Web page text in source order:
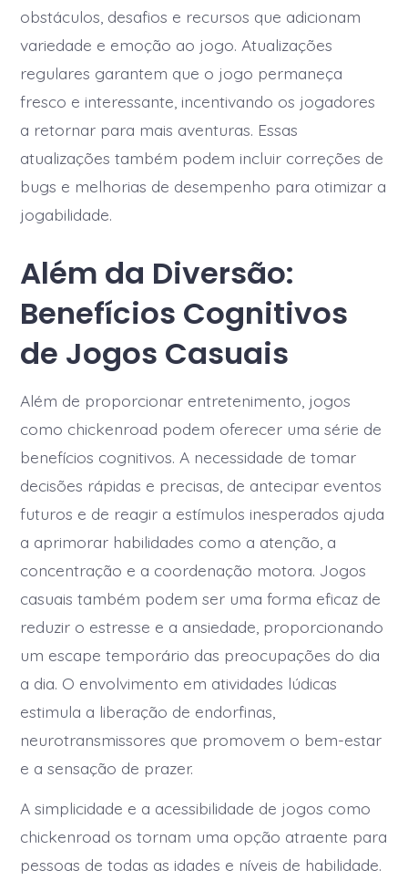
obstáculos, desafios e recursos que adicionam
variedade e emoção ao jogo. Atualizações
regulares garantem que o jogo permaneça
fresco e interessante, incentivando os jogadores
a retornar para mais aventuras. Essas
atualizações também podem incluir correções de
bugs e melhorias de desempenho para otimizar a
jogabilidade.
Além da Diversão:
Benefícios Cognitivos
de Jogos Casuais
Além de proporcionar entretenimento, jogos
como chickenroad podem oferecer uma série de
benefícios cognitivos. A necessidade de tomar
decisões rápidas e precisas, de antecipar eventos
futuros e de reagir a estímulos inesperados ajuda
a aprimorar habilidades como a atenção, a
concentração e a coordenação motora. Jogos
casuais também podem ser uma forma eficaz de
reduzir o estresse e a ansiedade, proporcionando
um escape temporário das preocupações do dia
a dia. O envolvimento em atividades lúdicas
estimula a liberação de endorfinas,
neurotransmissores que promovem o bem-estar
e a sensação de prazer.
A simplicidade e a acessibilidade de jogos como
chickenroad os tornam uma opção atraente para
pessoas de todas as idades e níveis de habilidade.